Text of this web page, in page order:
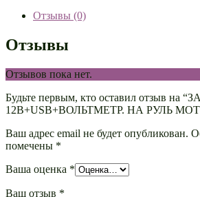
Отзывы (0)
Отзывы
Отзывов пока нет.
Будьте первым, кто оставил отзыв на
12В+USB+ВОЛЬТМЕТР. НА РУЛЬ
Ваш адрес email не будет опубликован.
помечены *
Ваша оценка *
Ваш отзыв *